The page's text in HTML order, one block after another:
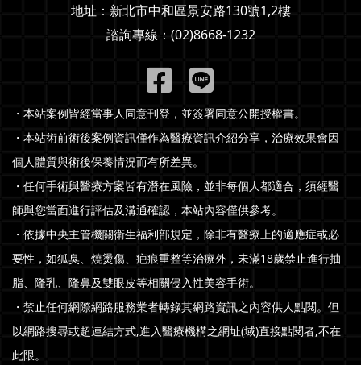
地址： 新北市中和區景安路130號1,2樓
諮詢專線： (02)8668-1232
・本站案例皆經當事人同意刊登，並簽署同意公開授權書。
・本站術前術後案例資訊僅作為醫療資訊介紹分享，治療效果會因
個人體質與術後保養情況而有所差異。
・任何手術與醫療方案皆有潛在風險，並非每個人都適合，須經醫
師與您當面進行評估及溝通確認，本站內容僅供參考。
・依據中央主管機關衛生福利部規定，除非有醫療上的適應症或必
要性，如狐臭、燒燙傷、疤痕重整等治療外，未滿18歲禁止進行抽
脂、隆乳、隆鼻及雙眼皮等相關侵入性美容手術。
・禁止任何網際網路服務業者轉錄其網路資訊之內容供人點閱。但
以網路搜尋或超連結方式,進入醫療機構之網址(域)直接點閱者,不在
此限。